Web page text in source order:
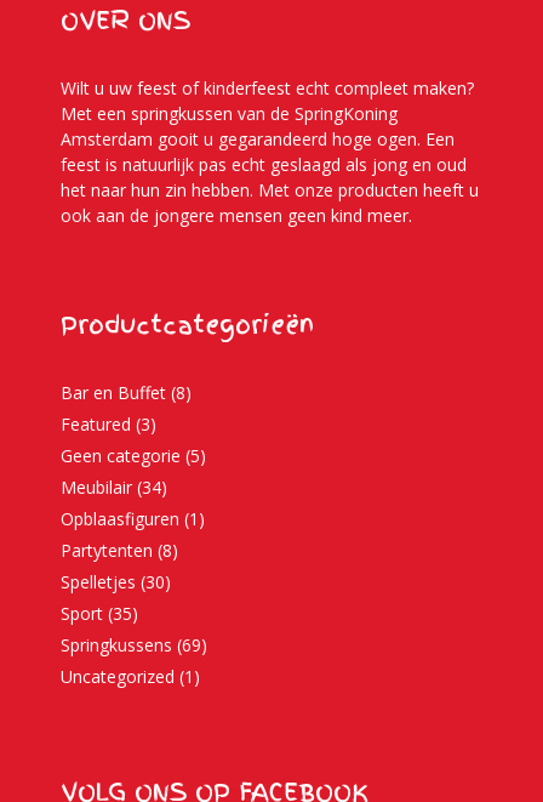
OVER ONS
Wilt u uw feest of kinderfeest echt compleet maken?
Met een springkussen van de SpringKoning
Amsterdam gooit u gegarandeerd hoge ogen. Een
feest is natuurlijk pas echt geslaagd als jong en oud
het naar hun zin hebben. Met onze producten heeft u
ook aan de jongere mensen geen kind meer.
Productcategorieën
Bar en Buffet (8)
Featured (3)
Geen categorie (5)
Meubilair (34)
Opblaasfiguren (1)
Partytenten (8)
Spelletjes (30)
Sport (35)
Springkussens (69)
Uncategorized (1)
VOLG ONS OP FACEBOOK